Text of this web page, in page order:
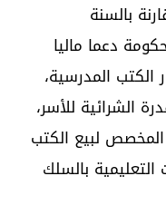
بالمائة مقارنة بالسنة
دعما ماليا
الكتب المدرسية،
الشرائية للأسر،
السعر المخصص لبيع الكتب
بالسلك